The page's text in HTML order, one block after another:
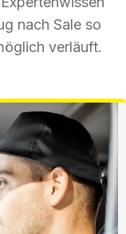
nach Sale so
verläuft.